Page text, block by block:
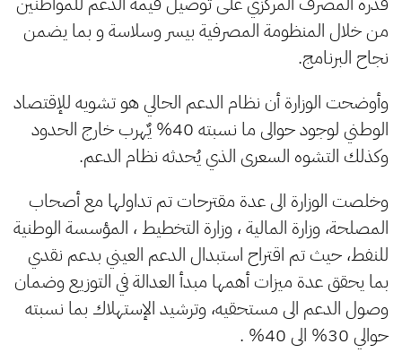
من خلال المنظومة المصرفية بيسر وسلاسة و بما يضمن
نجاح البرنامج.
وأوضحت الوزارة أن نظام الدعم الحالي هو تشويه للإقتصاد
الوطني لوجود حوالى ما نسبته 40% يٌهرب خارج الحدود
وكذلك التشوه السعرى الذي يُحدثه نظام الدعم.
وخلصت الوزارة الى عدة مقترحات تم تداولها مع أصحاب
المصلحة، وزارة المالية ، وزارة التخطيط ، المؤسسة الوطنية
للنفط، حيث تم اقتراح استبدال الدعم العيني بدعم نقدي
بما يحقق عدة ميزات أهمها مبدأ العدالة في التوزيع وضمان
وصول الدعم الى مستحقيه، وترشيد الإستهلاك بما نسبته
حوالي 30% الى 40% .